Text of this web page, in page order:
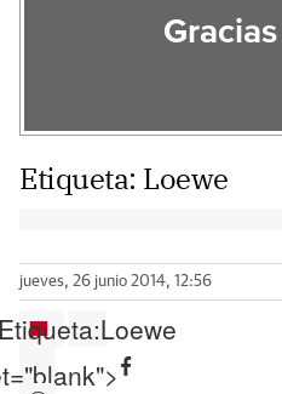
Etiqueta: Loewe
jueves, 26 junio 2014, 12:56
Loewe